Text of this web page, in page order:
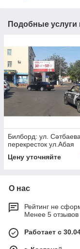
Подобные услуги
Билборд: ул.
перекресток ул.Абая
Цену уточняйте
О нас
Рейтинг не
Менее 5 отзывов
Работает с